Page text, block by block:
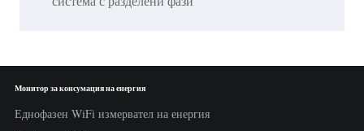
Монитор за консумация на енергия
Еднофазен WiFi измервател на енергия